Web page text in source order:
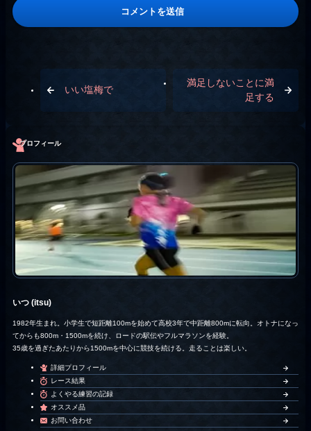
いい塩梅で
満足しないことに満
足する
プロフィール
いつ (itsu)
1982年生まれ。小学生で短距離100mを始めて高校3年で中距離800mに転向。オトナになっ
てからも800m・1500mを続け、ロードの駅伝やフルマラソンを経験。
35歳を過ぎたあたりから1500mを中心に競技を続ける。走ることは楽しい。
詳細プロフィール
レース結果
よくやる練習の記録
オススメ品
お問い合わせ